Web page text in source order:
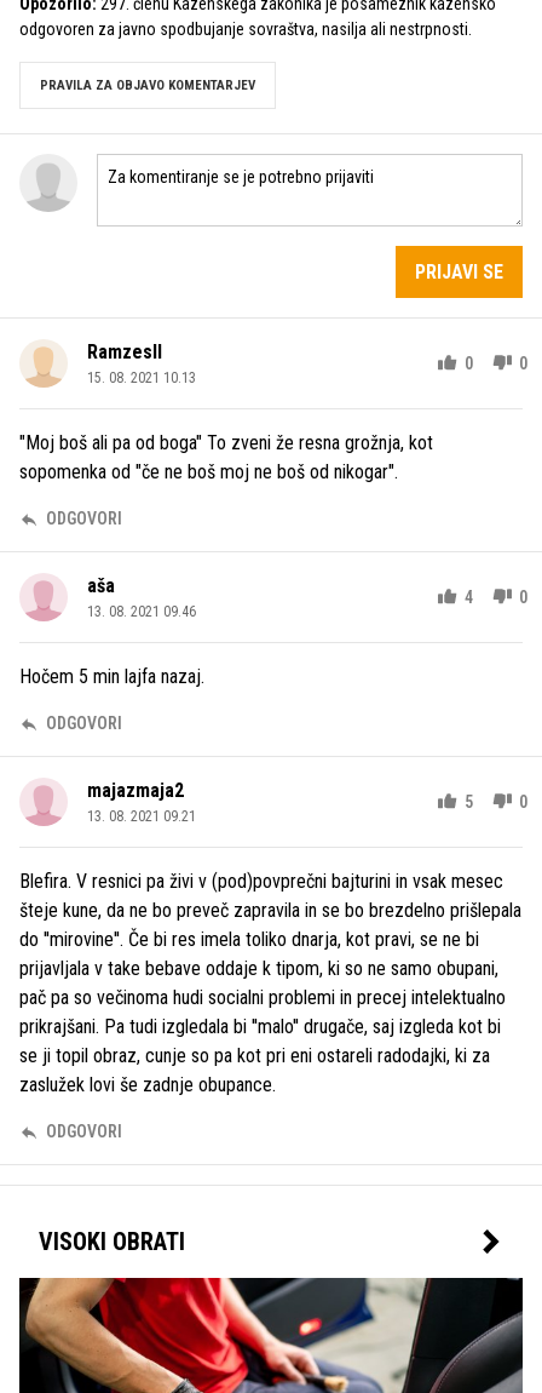
odgovoren za javno spodbujanje sovraštva, nasilja ali nestrpnosti.
PRAVILA ZA OBJAVO KOMENTARJEV
PRIJAVI SE
RamzesII
15. 08. 2021 10.13
0 0
"Moj boš ali pa od boga" To zveni že resna grožnja, kot
sopomenka od "če ne boš moj ne boš od nikogar".
ODGOVORI
aša
13. 08. 2021 09.46
4 0
Hočem 5 min lajfa nazaj.
ODGOVORI
majazmaja2
13. 08. 2021 09.21
5 0
Blefira. V resnici pa živi v (pod)povprečni bajturini in vsak mesec
šteje kune, da ne bo preveč zapravila in se bo brezdelno prišlepala
do ''mirovine''. Če bi res imela toliko dnarja, kot pravi, se ne bi
prijavljala v take bebave oddaje k tipom, ki so ne samo obupani,
pač pa so večinoma hudi socialni problemi in precej intelektualno
prikrajšani. Pa tudi izgledala bi ''malo'' drugače, saj izgleda kot bi
se ji topil obraz, cunje so pa kot pri eni ostareli radodajki, ki za
zaslužek lovi še zadnje obupance.
ODGOVORI
VISOKI OBRATI